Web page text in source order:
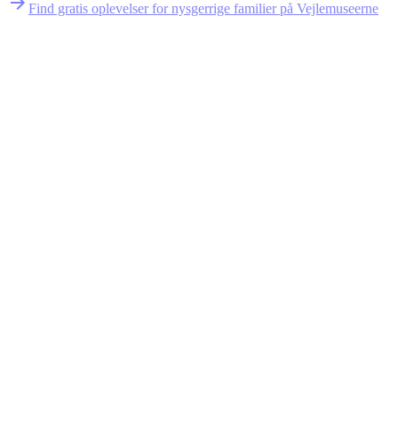
Find gratis oplevelser for nysgerrige familier på Vejlemuseerne